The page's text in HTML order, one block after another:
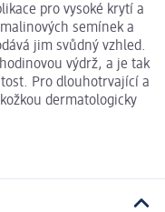
pro vysoké krytí a
semínek a
jim svůdný vzhled.
výdrž, a je tak
Pro dlouhotrvající a
dermatologicky